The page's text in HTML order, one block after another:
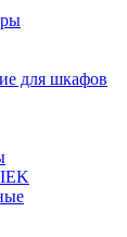
для шкафов